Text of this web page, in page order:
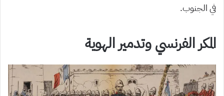
في الجنوب.
المكر الفرنسي وتدمير الهوية